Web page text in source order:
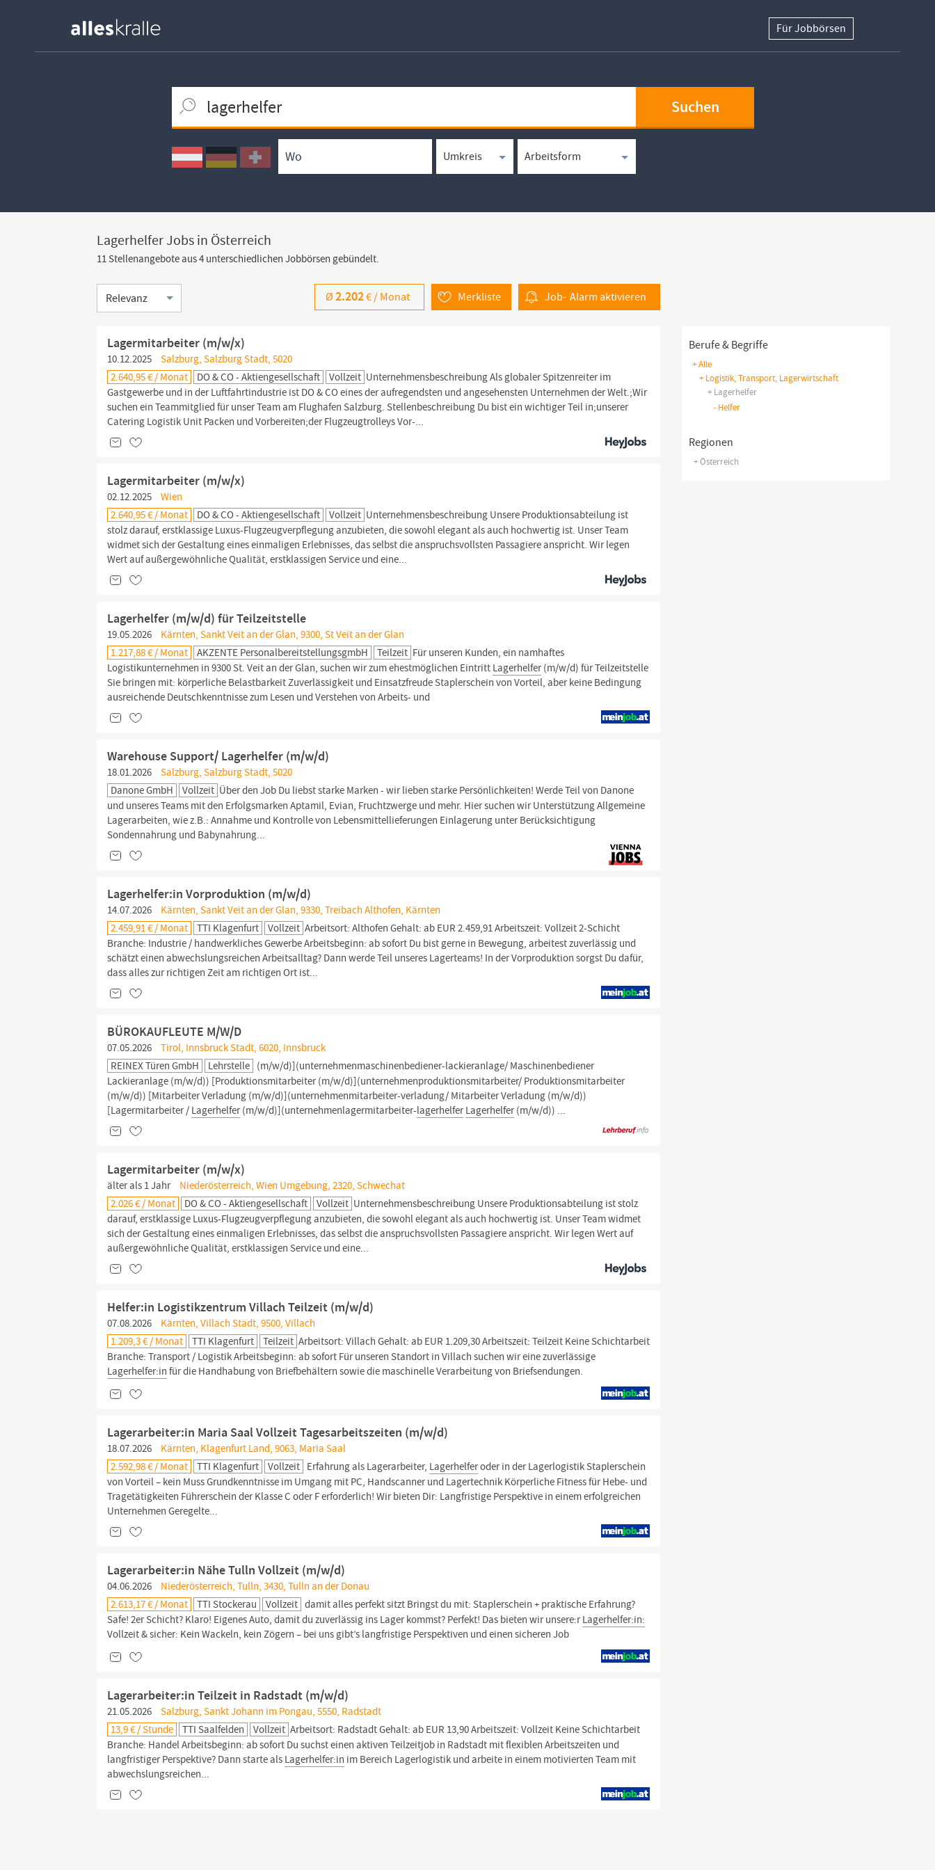
Für Jobbörsen
Ortssuche
Umkreissuche
Arbeitsform
Berufe & Begriffe
+ Alle
+ Logistik, Transport, Lagerwirtschaft
+ Lagerhelfer
-Helfer
Regionen
+ Österreich
Lagerhelfer Jobs in Österreich
11 Stellenangebote aus 4 unterschiedlichen Jobbörsen gebündelt.
Sortierung Job- Alarmaktivieren
Merkliste
Ø2.202€ / Monat
Lagermitarbeiter (m/w/x)
10.12.2025
Salzburg, Salzburg Stadt, 5020
2.640,95 € / Monat
DO & CO - Aktiengesellschaft Vollzeit Unternehmensbeschreibung Als globaler Spitzenreiter im
Gastgewerbe und in der Luftfahrtindustrie ist DO & CO eines der aufregendsten und angesehensten Unternehmen der Welt.;Wir
suchen ein Teammitglied für unser Team am Flughafen Salzburg. Stellenbeschreibung Du bist ein wichtiger Teil in;unserer
Catering Logistik Unit Packen und Vorbereiten;der Flugzeugtrolleys Vor-...
Lagermitarbeiter (m/w/x)
02.12.2025
Wien
2.640,95 € / Monat
DO & CO - Aktiengesellschaft Vollzeit Unternehmensbeschreibung Unsere Produktionsabteilung ist
stolz darauf, erstklassige Luxus-Flugzeugverpflegung anzubieten, die sowohl elegant als auch hochwertig ist. Unser Team
widmet sich der Gestaltung eines einmaligen Erlebnisses, das selbst die anspruchsvollsten Passagiere anspricht. Wir legen
Wert auf außergewöhnliche Qualität, erstklassigen Service und eine...
Lagerhelfer (m/w/d) für Teilzeitstelle
19.05.2026
Kärnten, Sankt Veit an der Glan, 9300, St Veit an der Glan
1.217,88 € / Monat
AKZENTE PersonalbereitstellungsgmbH Teilzeit Für unseren Kunden, ein namhaftes
Logistikunternehmen in 9300 St. Veit an der Glan, suchen wir zum ehestmöglichen Eintritt Lagerhelfer(m/w/d) für Teilzeitstelle
Sie bringen mit: körperliche Belastbarkeit Zuverlässigkeit und Einsatzfreude Staplerschein von Vorteil, aber keine Bedingung
ausreichende Deutschkenntnisse zum Lesen und Verstehen von Arbeits- und
Warehouse Support/ Lagerhelfer (m/w/d)
18.01.2026
Salzburg, Salzburg Stadt, 5020
Danone GmbH
Vollzeit Über den Job Du liebst starke Marken - wir lieben starke Persönlichkeiten! Werde Teil von Danone
und unseres Teams mit den Erfolgsmarken Aptamil, Evian, Fruchtzwerge und mehr. Hier suchen wir Unterstützung Allgemeine
Lagerarbeiten, wie z.B.: Annahme und Kontrolle von Lebensmittellieferungen Einlagerung unter Berücksichtigung
Sondennahrung und Babynahrung...
Lagerhelfer:in Vorproduktion (m/w/d)
14.07.2026
Kärnten, Sankt Veit an der Glan, 9330, Treibach Althofen, Kärnten
2.459,91 € / Monat
TTI Klagenfurt Vollzeit Arbeitsort: Althofen Gehalt: ab EUR 2.459,91 Arbeitszeit: Vollzeit 2-Schicht
Branche: Industrie / handwerkliches Gewerbe Arbeitsbeginn: ab sofort Du bist gerne in Bewegung, arbeitest zuverlässig und
schätzt einen abwechslungsreichen Arbeitsalltag? Dann werde Teil unseres Lagerteams! In der Vorproduktion sorgst Du dafür,
dass alles zur richtigen Zeit am richtigen Ort ist...
BÜROKAUFLEUTE M/W/D
07.05.2026
Tirol, Innsbruck Stadt, 6020, Innsbruck
REINEX Türen GmbH
Lehrstelle (m/w/d)](unternehmenmaschinenbediener-lackieranlage/ Maschinenbediener
Lackieranlage (m/w/d)) [Produktionsmitarbeiter (m/w/d)](unternehmenproduktionsmitarbeiter/ Produktionsmitarbeiter
(m/w/d)) [Mitarbeiter Verladung (m/w/d)](unternehmenmitarbeiter-verladung/ Mitarbeiter Verladung (m/w/d))
[Lagermitarbeiter / Lagerhelfer(m/w/d)](unternehmenlagermitarbeiter-lagerhelferLagerhelfer(m/w/d)) ...
Lagermitarbeiter (m/w/x)
älter als 1 Jahr
Niederösterreich, Wien Umgebung, 2320, Schwechat
2.026 € / Monat
DO & CO - Aktiengesellschaft Vollzeit Unternehmensbeschreibung Unsere Produktionsabteilung ist stolz
darauf, erstklassige Luxus-Flugzeugverpflegung anzubieten, die sowohl elegant als auch hochwertig ist. Unser Team widmet
sich der Gestaltung eines einmaligen Erlebnisses, das selbst die anspruchsvollsten Passagiere anspricht. Wir legen Wert auf
außergewöhnliche Qualität, erstklassigen Service und eine...
Helfer:in Logistikzentrum Villach Teilzeit (m/w/d)
07.08.2026
Kärnten, Villach Stadt, 9500, Villach
1.209,3 € / Monat
TTI Klagenfurt Teilzeit Arbeitsort: Villach Gehalt: ab EUR 1.209,30 Arbeitszeit: Teilzeit Keine Schichtarbeit
Branche: Transport / Logistik Arbeitsbeginn: ab sofort Für unseren Standort in Villach suchen wir eine zuverlässige
Lagerhelfer:in für die Handhabung von Briefbehältern sowie die maschinelle Verarbeitung von Briefsendungen.
Lagerarbeiter:in Maria Saal Vollzeit Tagesarbeitszeiten (m/w/d)
18.07.2026
Kärnten, Klagenfurt Land, 9063, Maria Saal
2.592,98 € / Monat
TTI Klagenfurt Vollzeit Erfahrung als Lagerarbeiter, Lagerhelferoder in der Lagerlogistik Staplerschein
von Vorteil – kein Muss Grundkenntnisse im Umgang mit PC, Handscanner und Lagertechnik Körperliche Fitness für Hebe- und
Tragetätigkeiten Führerschein der Klasse C oder F erforderlich! Wir bieten Dir: Langfristige Perspektive in einem erfolgreichen
Unternehmen Geregelte...
Lagerarbeiter:in Nähe Tulln Vollzeit (m/w/d)
04.06.2026
Niederösterreich, Tulln, 3430, Tulln an der Donau
2.613,17 € / Monat
TTI Stockerau Vollzeit damit alles perfekt sitzt Bringst du mit: Staplerschein + praktische Erfahrung?
Safe! 2er Schicht? Klaro! Eigenes Auto, damit du zuverlässig ins Lager kommst? Perfekt! Das bieten wir unsere:rLagerhelfer:in:
Vollzeit & sicher: Kein Wackeln, kein Zögern – bei uns gibt’s langfristige Perspektiven und einen sicheren Job
Lagerarbeiter:in Teilzeit in Radstadt (m/w/d)
21.05.2026
Salzburg, Sankt Johann im Pongau, 5550, Radstadt
13,9 € / Stunde
TTI Saalfelden Vollzeit Arbeitsort: Radstadt Gehalt: ab EUR 13,90 Arbeitszeit: Vollzeit Keine Schichtarbeit
Branche: Handel Arbeitsbeginn: ab sofort Du suchst einen aktiven Teilzeitjob in Radstadt mit flexiblen Arbeitszeiten und
langfristiger Perspektive? Dann starte als Lagerhelfer:in im Bereich Lagerlogistik und arbeite in einem motivierten Team mit
abwechslungsreichen...